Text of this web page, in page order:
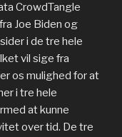
CrowdTangle
Joe Biden og
i de tre hele
vil sige fra
os mulighed for at
i tre hele
at kunne
over tid. De tre